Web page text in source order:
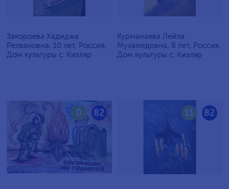
Закороева Хадиджа
Резвановна, 10 лет, Россия,
Дом культуры с. Кизляр
Курманаева Лейла
Мухамедовна, 8 лет, Россия,
Дом культуры с. Кизляр
82
0 82
11